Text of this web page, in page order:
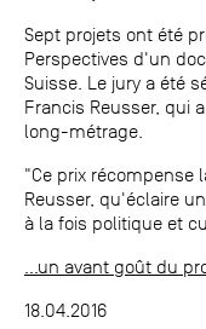
Sept projets ont été
Perspectives d'un
Suisse. Le jury a été
Francis Reusser, qui
long-métrage.
"Ce prix récompense
Reusser, qu'éclaire
à la fois politique et
...un avant goût du
18.04.2016